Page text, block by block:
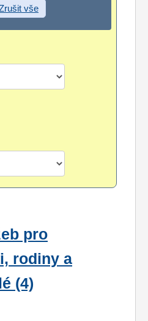
vše
pro
rodiny a
(4)